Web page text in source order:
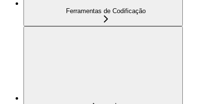
Ferramentas de Codificação